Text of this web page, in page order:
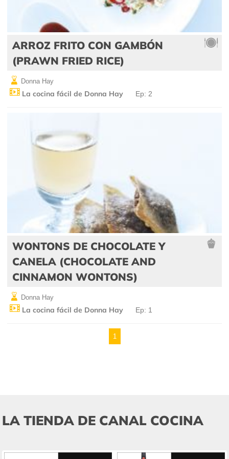
ARROZ FRITO CON GAMBÓN
(PRAWN FRIED RICE)
Donna Hay
La cocina fácil de Donna Hay Ep: 2
WONTONS DE CHOCOLATE Y
CANELA (CHOCOLATE AND
CINNAMON WONTONS)
Donna Hay
La cocina fácil de Donna Hay Ep: 1
1
LA TIENDA DE CANAL COCINA